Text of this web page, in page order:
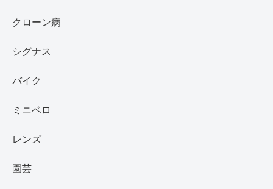
クローン病
シグナス
バイク
ミニベロ
レンズ
園芸